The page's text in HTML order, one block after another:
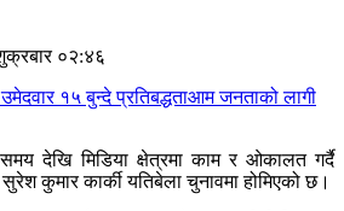
०२:४६
देखि मिडिया क्षेत्रमा काम र ओकालत गर्दै
कुमार कार्की यतिबेला चुनावमा होमिएको छ।